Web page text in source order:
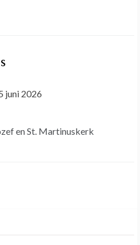
juni 2026
en St. Martinuskerk